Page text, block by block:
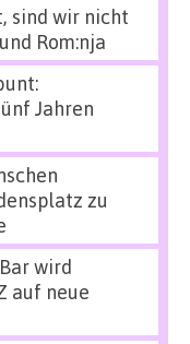
sind wir nicht
Rom:nja
Jahren
zu
wird
auf neue